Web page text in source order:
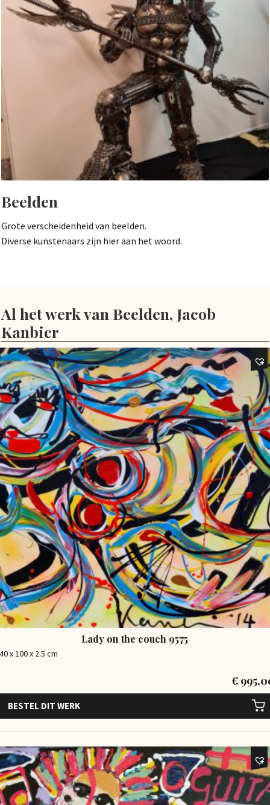
Beelden
Grote verscheidenheid van beelden.
Diverse kunstenaars zijn hier aan het woord.
Al het werk van Beelden, Jacob
Kanbier
Lady on the couch 9575
x 100 x 2.5 cm
€
BESTEL DIT WERK